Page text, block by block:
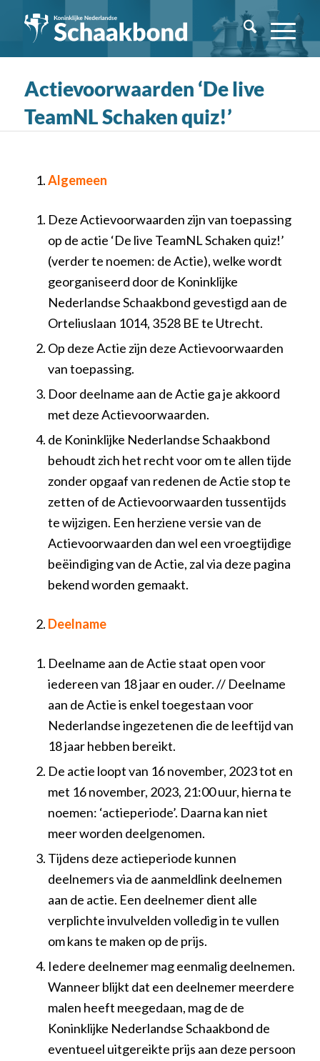
Actievoorwaarden ‘De live
TeamNL Schaken quiz!’
Algemeen
Deze Actievoorwaarden zijn van toepassing
op de actie ‘De live TeamNL Schaken quiz!’
(verder te noemen: de Actie), welke wordt
georganiseerd door de Koninklijke
Nederlandse Schaakbond gevestigd aan de
Orteliuslaan 1014, 3528 BE te Utrecht.
Op deze Actie zijn deze Actievoorwaarden
van toepassing.
Door deelname aan de Actie ga je akkoord
met deze Actievoorwaarden.
de Koninklijke Nederlandse Schaakbond
behoudt zich het recht voor om te allen tijde
zonder opgaaf van redenen de Actie stop te
zetten of de Actievoorwaarden tussentijds
te wijzigen. Een herziene versie van de
Actievoorwaarden dan wel een vroegtijdige
beëindiging van de Actie, zal via deze pagina
bekend worden gemaakt.
Deelname
Deelname aan de Actie staat open voor
iedereen van 18 jaar en ouder. // Deelname
aan de Actie is enkel toegestaan voor
Nederlandse ingezetenen die de leeftijd van
18 jaar hebben bereikt.
De actie loopt van 16 november, 2023 tot en
met 16 november, 2023, 21:00 uur, hierna te
noemen: ‘actieperiode’. Daarna kan niet
meer worden deelgenomen.
Tijdens deze actieperiode kunnen
deelnemers via de aanmeldlink deelnemen
aan de actie. Een deelnemer dient alle
verplichte invulvelden volledig in te vullen
om kans te maken op de prijs.
Iedere deelnemer mag eenmalig deelnemen.
Wanneer blijkt dat een deelnemer meerdere
malen heeft meegedaan, mag de de
Koninklijke Nederlandse Schaakbond de
eventueel uitgereikte prijs aan deze persoon